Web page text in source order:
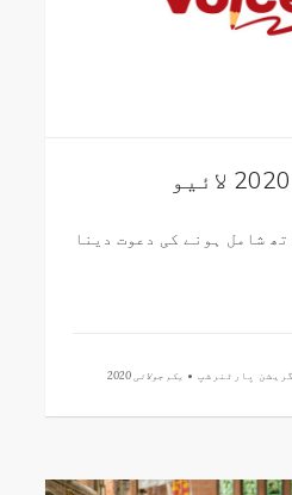
شامل ہونے کی دعوت دینا
پارٹنرشپ • یکم جولائی 2020